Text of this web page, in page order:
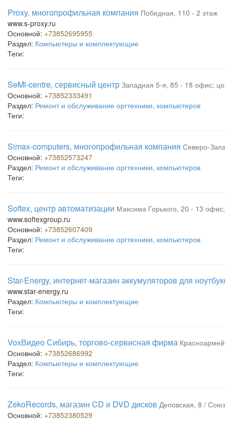
Proxy, многопрофильная компания Победная, 110 - 2 этаж
www.s-proxy.ru
Основной: +73852695955
Раздел: Компьютеры и комплектующие
Теги:
SeMi-centre, сервисный центр Западная 5-я, 85 - 18 офис;
Основной: +73852333491
Раздел: Ремонт и обслуживание оргтехники, компьютеров
Теги:
Simax-computers, многопрофильная компания Северо-
Основной: +73852573247
Раздел: Ремонт и обслуживание оргтехники, компьютеров
Теги:
Softex, центр автоматизации Максима Горького, 20 - 13
www.softexgroup.ru
Основной: +73852607409
Раздел: Ремонт и обслуживание оргтехники, компьютеров
Теги:
Star-Energy, интернет-магазин аккумуляторов для
www.star-energy.ru
Раздел: Компьютеры и комплектующие
Теги:
VoxВидео Сибирь, торгово-сервисная фирма
Основной: +73852686992
Раздел: Компьютеры и комплектующие
Теги:
ZekoRecords, магазин CD и DVD дисков Деповская, 8 /
Основной: +73852380529